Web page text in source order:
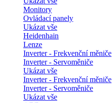
Monitory
Ovládací panely
Ukázat vše
Heidenhain
Lenze
Inverter - Frekvenční měniče
Inverter - Servoměniče
Ukázat vše
Inverter - Frekvenční měniče
Inverter - Servoměniče
Ukázat vše